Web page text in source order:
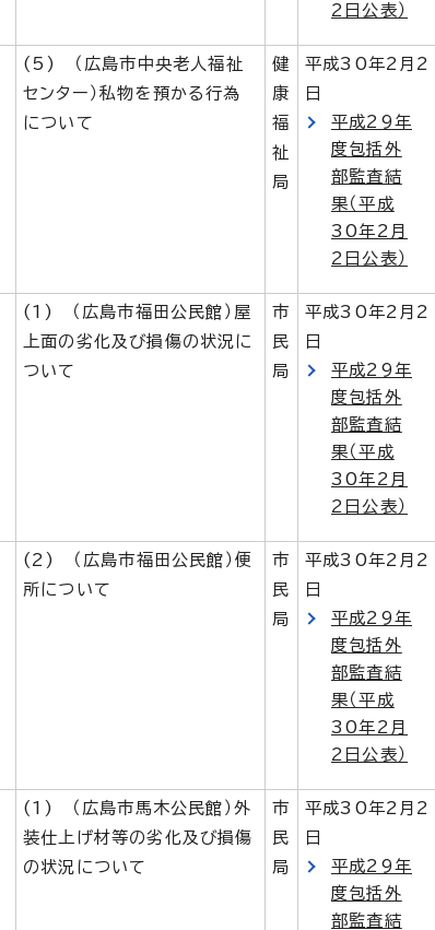
2日公表）
(5) （広島市中央老人福祉
センター）私物を預かる行為
について
健
康
福
祉
局
平成30年2月2
日
平成29年
度包括外
部監査結
果（平成
30年2月
2日公表）
(1) （広島市福田公民館）屋
上面の劣化及び損傷の状況に
ついて
市
民
局
平成30年2月2
日
平成29年
度包括外
部監査結
果（平成
30年2月
2日公表）
(2) （広島市福田公民館）便
所について
市
民
局
平成30年2月2
日
平成29年
度包括外
部監査結
果（平成
30年2月
2日公表）
(1) （広島市馬木公民館）外
装仕上げ材等の劣化及び損傷
の状況について
市
民
局
平成30年2月2
日
平成29年
度包括外
部監査結